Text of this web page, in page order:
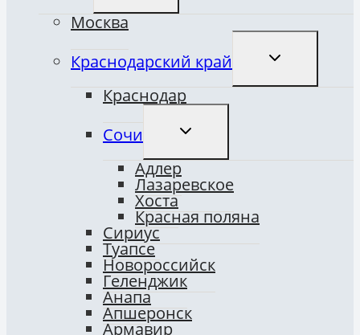
Москва
Краснодарский край
ДОЧЕРНЕЕ
Краснодар
Сочи
ПЕРЕКЛЮЧИТЬ
ДОЧЕРНЕЕ
Адлер
Лазаревское
Хоста
Красная поляна
Сириус
Туапсе
Новороссийск
Геленджик
Анапа
Апшеронск
Армавир